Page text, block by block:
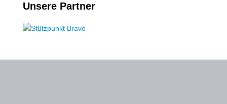
Unsere Partner